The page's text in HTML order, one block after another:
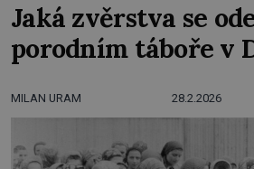
Jaká zvěrstva se
porodním táboře v
MILAN URAM 28.2.2026